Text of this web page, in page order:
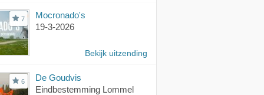
7
Mocronado's
19-3-2026
Bekijk uitzending
6
De Goudvis
Eindbestemming Lommel